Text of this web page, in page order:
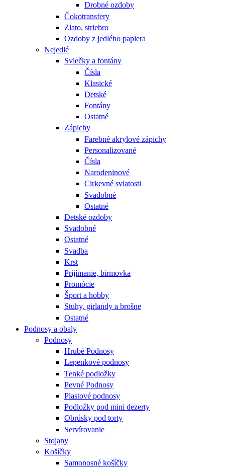
Drobné ozdoby
Čokotransfery
Zlato, striebro
Ozdoby z jedlého papiera
Nejedlé
Sviečky a fontány
Čísla
Klasické
Detské
Fontány
Ostatné
Zápichy
Farebné akrylové zápichy
Personalizované
Čísla
Narodeninové
Cirkevné sviatosti
Svadobné
Ostatné
Detské ozdoby
Svadobné
Ostatné
Svadba
Krst
Prijímanie, birmovka
Promócie
Šport a hobby
Stuhy, girlandy a brošne
Ostatné
Podnosy a obaly
Podnosy
Hrubé Podnosy
Lepenkové podnosy
Tenké podložky
Pevné Podnosy
Plastové podnosy
Podložky pod mini dezerty
Obrúsky pod torty
Servírovanie
Stojany
Košíčky
Samonosné košíčky